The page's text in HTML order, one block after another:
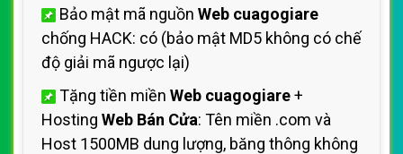
Bảo mật mã nguồn Web cuagogiare
chống HACK: có (bảo mật MD5 không có chế
độ giải mã ngược lại)
Tặng tiền miền Web cuagogiare+
Hosting Web Bán Cửa: Tên miền .com và
Host 1500MB dung lượng, băng thông không